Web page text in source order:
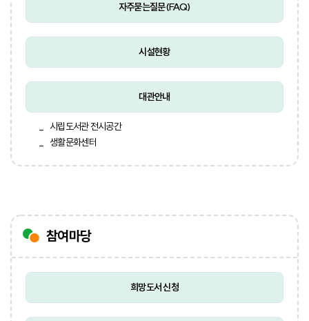
자주묻는질문(FAQ)
시설현황
대관안내
시립도서관 전시공간
생활문화센터
참여마당
희망도서 신청